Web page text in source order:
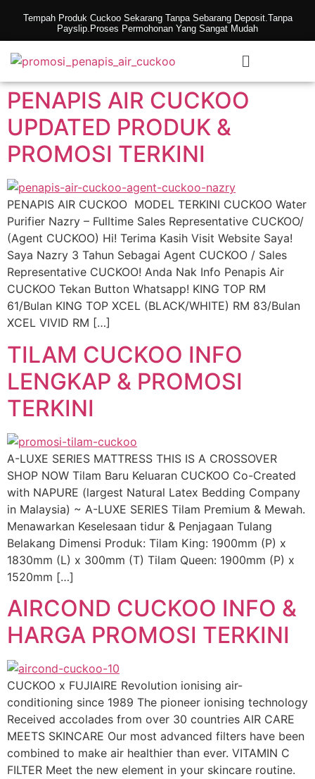
Tempah Produk Cuckoo Sekarang Tanpa Sebarang Deposit.Tanpa
Payslip.Proses Permohonan Yang Sangat Mudah
PENAPIS AIR CUCKOO
UPDATED PRODUK &
PROMOSI TERKINI
PENAPIS AIR CUCKOO MODEL TERKINI CUCKOO Water
Purifier Nazry – Fulltime Sales Representative CUCKOO/
(Agent CUCKOO) Hi! Terima Kasih Visit Website Saya!
Saya Nazry 3 Tahun Sebagai Agent CUCKOO / Sales
Representative CUCKOO! Anda Nak Info Penapis Air
CUCKOO Tekan Button Whatsapp! KING TOP RM
61/Bulan KING TOP XCEL (BLACK/WHITE) RM 83/Bulan
XCEL VIVID RM […]
TILAM CUCKOO INFO
LENGKAP & PROMOSI
TERKINI
A-LUXE SERIES MATTRESS THIS IS A CROSSOVER
SHOP NOW Tilam Baru Keluaran CUCKOO Co-Created
with NAPURE (largest Natural Latex Bedding Company
in Malaysia) ~ A-LUXE SERIES Tilam Premium & Mewah.
Menawarkan Keselesaan tidur & Penjagaan Tulang
Belakang Dimensi Produk: Tilam King: 1900mm (P) x
1830mm (L) x 300mm (T) Tilam Queen: 1900mm (P) x
1520mm […]
AIRCOND CUCKOO INFO &
HARGA PROMOSI TERKINI
CUCKOO x FUJIAIRE Revolution ionising air-
conditioning since 1989 The pioneer ionising technology
Received accolades from over 30 countries AIR CARE
MEETS SKINCARE Our most advanced filters have been
combined to make air healthier than ever. VITAMIN C
FILTER Meet the new element in your skincare routine.